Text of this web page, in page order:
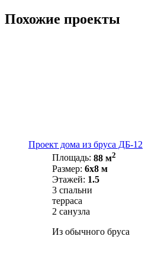
Похожие проекты
Проект дома из бруса ДБ-12
Площадь: 88 м2
Размер: 6х8 м
Этажей: 1.5
3 спальни
терраса
2 санузла
Из обычного бруса